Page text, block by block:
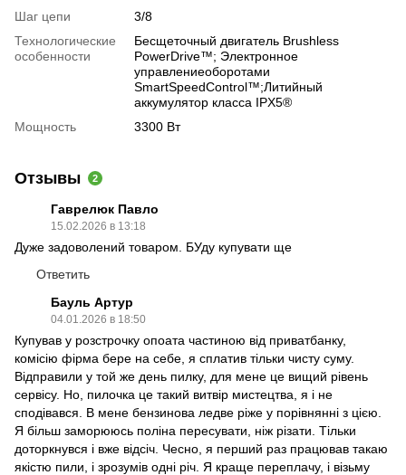
Шаг цепи
3/8
Технологические
особенности
Бесщеточный двигатель Brushless
PowerDrive™; Электронное
управлениеоборотами
SmartSpeedControl™;Литийный
аккумулятор класса IPX5®
Мощность
3300 Вт
Отзывы 2
Гаврелюк Павло
15.02.2026 в 13:18
Дуже задоволений товаром. БУду купувати ще
Ответить
Бауль Артур
04.01.2026 в 18:50
Купував у розстрочку опоата частиною від приватбанку,
комісію фірма бере на себе, я сплатив тільки чисту суму.
Відправили у той же день пилку, для мене це вищий рівень
сервісу. Но, пилочка це такий витвір мистецтва, я і не
сподівався. В мене бензинова ледве ріже у порівнянні з цією.
Я більш заморююсь поліна пересувати, ніж різати. Тільки
доторкнувся і вже відсіч. Чесно, я перший раз працював такаю
якістю пили, і зрозумів одні річ. Я краще переплачу, і візьму